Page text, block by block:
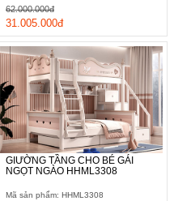
31.005.000đ
62.000.000đ
GIƯỜNG TẦNG CHO BÉ GÁI
NGỌT NGÀO HHML3308
Mã sản phẩm: HHML3308